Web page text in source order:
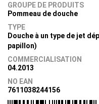
GROUPE DE PRODUITS
Pommeau de douche
TYPE
Douche à un type de jet
papillon)
COMMERCIALISATION
04.2013
NO EAN
7611038244156